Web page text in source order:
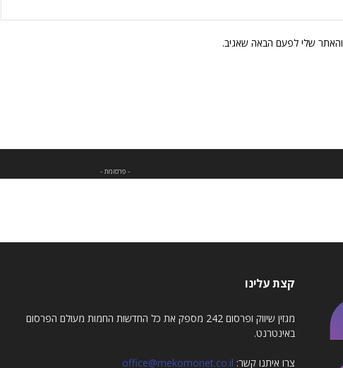
שלי לפעם הבאה שאגיב.
- פרסומת -
קצת עלינו
מגזין שיווק ופרסום 242 מספק את כל החדשות החמות מעולם הפרסום
באינטרנט.
צרו איתנו קשר: office@mekomonet.co.il